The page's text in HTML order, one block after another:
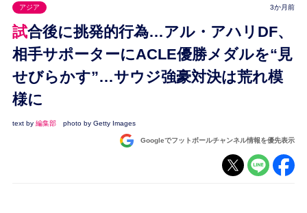
セリエA
ブンデスリーガ
UEFA
高校サッカー
アジア 3か月前
試合後に挑発的行為…アル・アハリDF、
相手サポーターにACLE優勝メダルを“見
せびらかす”…サウジ強豪対決は荒れ模
様に
text by 編集部 photo by Getty Images
Googleでフットボールチャンネル情報を優先表示